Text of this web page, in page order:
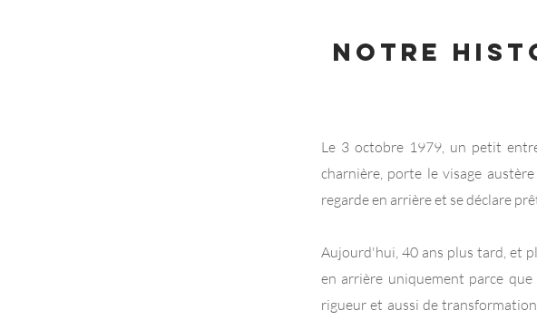
NOTRE
Le 3 octobre 1979, un petit
charnière, porte le visage
regarde en arrière et se déclare
Aujourd'hui, 40 ans plus tard, et
en arrière uniquement parce
rigueur et aussi de